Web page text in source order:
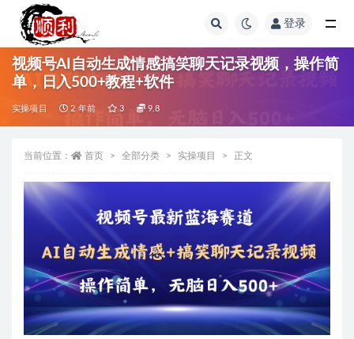
登录
视频号AI自动生成情感搞笑聊天记录视频，操作简
单，日入500+教程+软件
实操项目 2 年前 3 9.8
当前位置： 首页 全部分类 实操项目 正文
全部